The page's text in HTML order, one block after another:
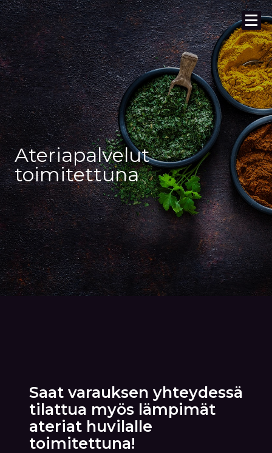
Ateriapalvelut
toimitettuna
Saat varauksen yhteydessä
tilattua myös lämpimät
ateriat huvilalle
toimitettuna!